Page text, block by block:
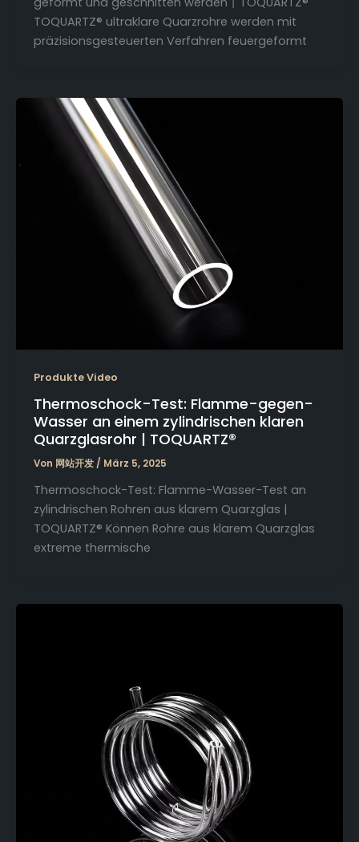
TOQUARTZ® ultraklare Quarzrohre werden mit
präzisionsgesteuerten Verfahren feuergeformt
Produkte Video
Thermoschock-Test: Flamme-gegen-
Wasser an einem zylindrischen klaren
Quarzglasrohr | TOQUARTZ®
Von 网站开发/ März 5, 2025
Thermoschock-Test: Flamme-Wasser-Test an
zylindrischen Rohren aus klarem Quarzglas |
TOQUARTZ® Können Rohre aus klarem Quarzglas
extreme thermische